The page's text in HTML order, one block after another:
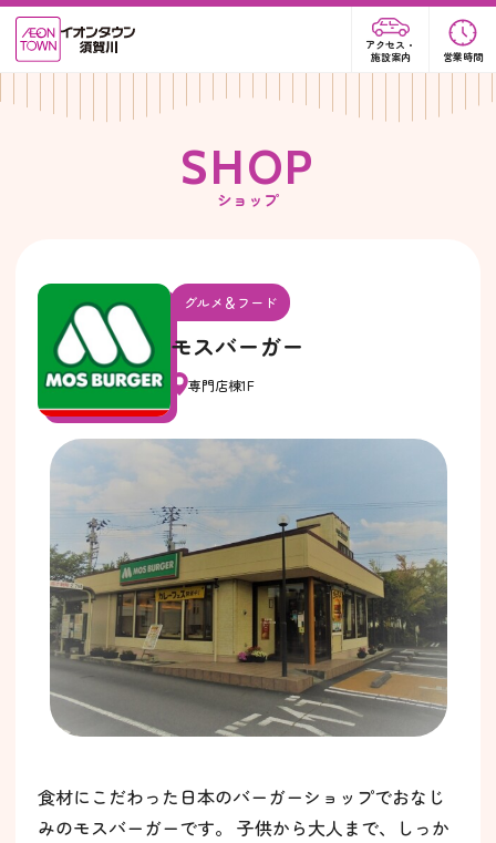
アクセス・
施設案内
営業時間
SHOP
ショップ
グルメ＆フード
モスバーガー
専門店棟1F
食材にこだわった日本のバーガーショップでおなじ
みのモスバーガーです。 子供から大人まで、しっか